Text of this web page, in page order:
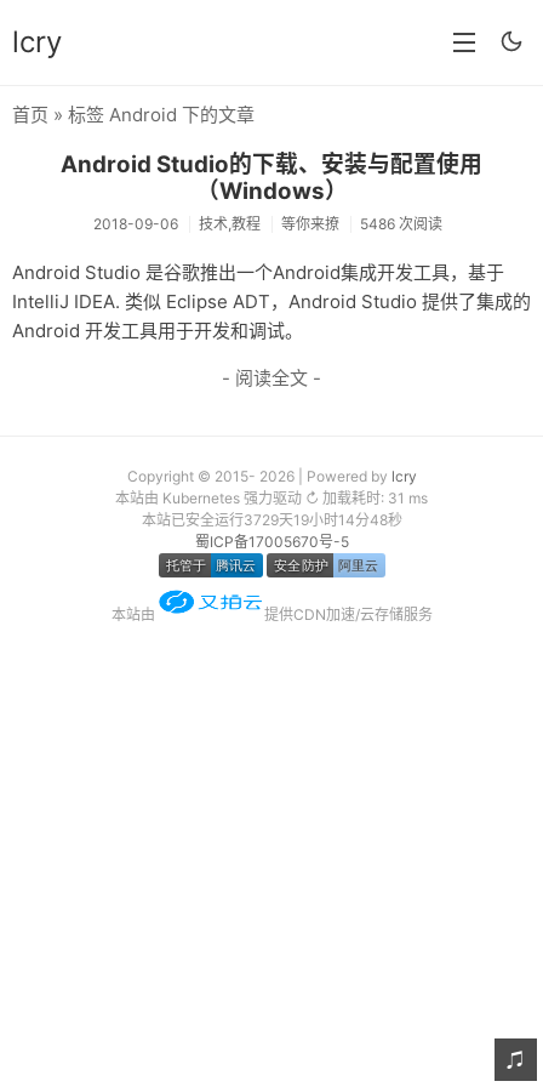
lcry
分类
分享
技术
教程
生活
归档
留言
友链
关于
首页 » 标签 Android 下的文章
Android Studio的下载、安装与配置使用
（Windows）
2018-09-06 技术,教程 等你来撩 5486 次阅读
Android Studio 是谷歌推出一个Android集成开发工具，基于
IntelliJ IDEA. 类似 Eclipse ADT，Android Studio 提供了集成的
Android 开发工具用于开发和调试。
- 阅读全文 -
Copyright © 2015- 2026 | Powered by lcry
本站由 Kubernetes 强力驱动 ↻ 加载耗时: 31 ms
本站已安全运行3729天19小时14分48秒
蜀ICP备17005670号-5
本站由 提供CDN加速/云存储服务